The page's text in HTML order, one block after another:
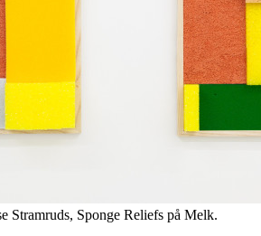
Stramruds, Sponge Reliefs på Melk.